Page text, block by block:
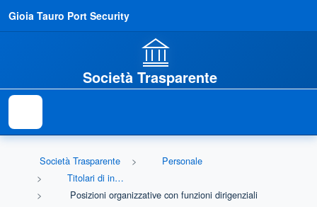
Gioia Tauro Port Security
Società Trasparente
Società Trasparente
Personale
Titolari di incarichi dirigenziali
Posizioni organizzative con funzioni dirigenziali